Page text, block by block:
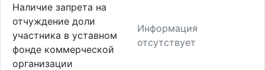
Наличие запрета на
отчуждение доли
участника в уставном
фонде коммерческой
организации
Информация
отсутствует